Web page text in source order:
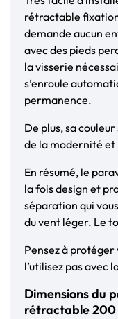
rétractable
demande aucun
avec des pieds
la visserie
s’enroule
permanence.
De plus, sa
de la modernité
En résumé, le
la fois design et
séparation qui
du vent léger. Le
Pensez à
l’utilisez pas avec
Dimensions du
rétractable 200